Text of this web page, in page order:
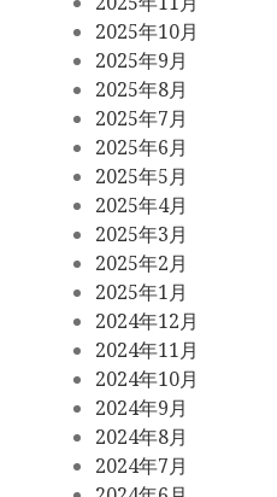
2025年10月
2025年9月
2025年8月
2025年7月
2025年6月
2025年5月
2025年4月
2025年3月
2025年2月
2025年1月
2024年12月
2024年11月
2024年10月
2024年9月
2024年8月
2024年7月